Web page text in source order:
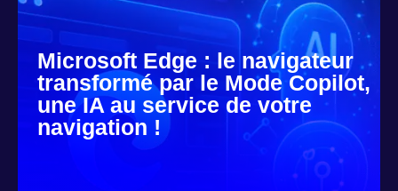
Microsoft Edge : le navigateur
transformé par le Mode Copilot,
une IA au service de votre
navigation !